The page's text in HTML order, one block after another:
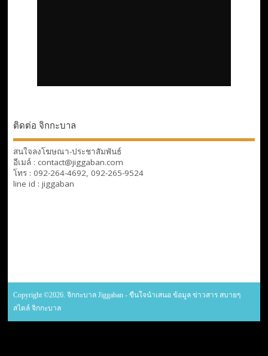
ติดต่อ จิกกะบาล
สนใจลงโฆษณา-ประชาสัมพันธ์
อีเมล์ : contact@jiggaban.com
โทร : 092-264-4692, 092-265-9524
line id : jiggaban
Copyright ©2026. จิกกะบาล Jiggaban - ขืนใจนำเสนอ ข้อมูล ข่าวสาร สบายๆ
สไตล์ จิกกะบาล